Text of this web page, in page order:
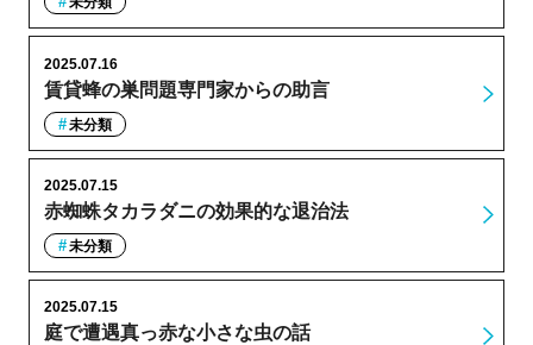
賃貸蜂の巣問題専門家からの助言
2025.07.16
未分類
赤蜘蛛タカラダニの効果的な退治法
2025.07.15
未分類
庭で遭遇真っ赤な小さな虫の話
2025.07.15